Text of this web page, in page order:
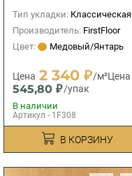
Тип укладки: Классическая (прямая)
Производитель: FirstFloor
Цвет:
Медовый/Янтарь
Цена 2 340 ₽/м²Цена
545,80 ₽/упак
В наличии
Артикул - 1F308
В КОРЗИНУ